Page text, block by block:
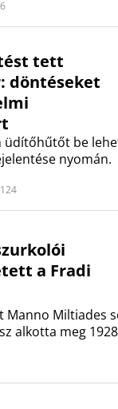
tett
döntéseket
be
nyomán.
124
a Fradi
Manno Miltiades
alkotta meg